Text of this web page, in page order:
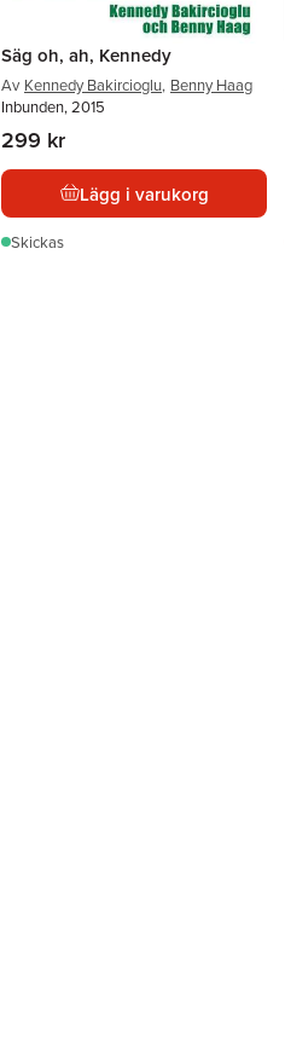
Säg oh, ah, Kennedy
Av Kennedy Bakircioglu, Benny Haag
Inbunden, 2015
299 kr
Lägg i varukorg
Skickas